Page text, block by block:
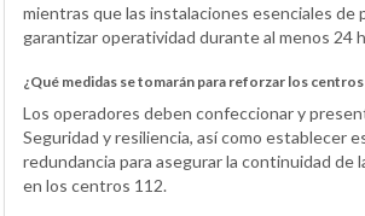
mientras que las instalaciones esenciales de
garantizar operatividad durante al menos 24
¿Qué medidas se tomarán para reforzar los
Los operadores deben confeccionar y
Seguridad y resiliencia, así como establecer
redundancia para asegurar la continuidad de
en los centros 112.